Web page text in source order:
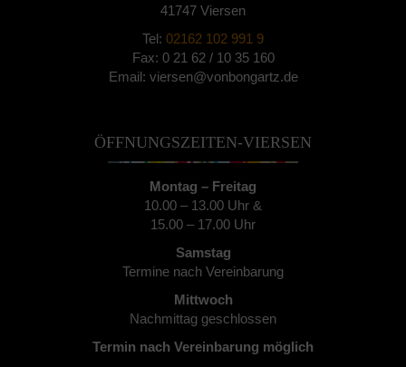
41747 Viersen
Tel: 02162 102 991 9
Fax: 0 21 62 / 10 35 160
Email: viersen@vonbongartz.de
ÖFFNUNGSZEITEN-VIERSEN
Montag – Freitag
10.00 – 13.00 Uhr &
15.00 – 17.00 Uhr
Samstag
Termine nach Vereinbarung
Mittwoch
Nachmittag geschlossen
Termin nach Vereinbarung möglich